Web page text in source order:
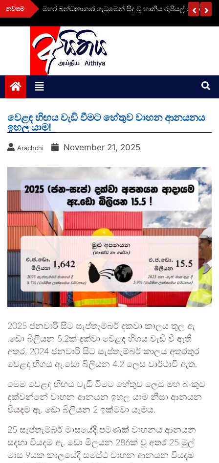
Skip
to
නවතම මහර බන්ධනාගාර ගැටුමෙන් සිදු වූ හානිය රුපියල් කෝටි 15
aithiya
Human Rights News
වෙළඳ හිඟය වැඩි වීමට හේතුව වාහන ආනයනය
ඉහල යාම!
Arachchi November 21, 2025
2025 ජනවාරි සිට සැප්තැම්බර් දකවා කාලය තුල ඇ
.ඩො බිලියන 5.2ක් දක්වා වෙළඳ හිගය වැඩි වී ඇති
අතර, 2024 ජනවාරි සිට සැප්තැම්බර් කාලය අතරතුර
වෙළඳ හිගය ඇ.ඩො බිලියන 4.2 ලෙස වාර්ථාවී ඇත.
මෙම වෙළඳ හිඟය වැඩි වීමට හේතුව ලෙස මහ බංකුව
දක්වන්නේ වාහන ආනයන ඉහල යාම නිසා ආනයන
වියදම ඇ. ඩො බිලියන 2 ඉක්මවා යෑමය.
25 සැප්තැම්බර් මාසයේදී පමණක් වාහනය ආනයන
සදහා වියදම ඇ. ඩො මිලයන 286ක් වූ අතර 25 මුල්
මාස 9යක කාලයේදී සමස්ථ වාහන ආනයන වියදම